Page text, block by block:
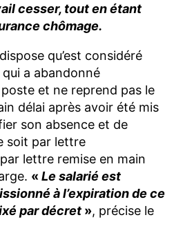
cesser, tout en étant
chômage.
qu’est considéré
a abandonné
et ne reprend pas le
délai après avoir été mis
son absence et de
soit par lettre
lettre remise en main
« Le salarié est
à l’expiration de ce
par décret », précise le